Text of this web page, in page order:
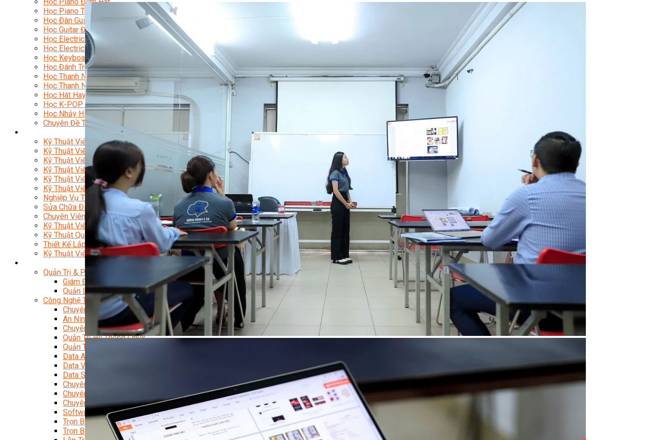
Học Piano Trẻ Em
Học Đàn Guitar
Học Guitar Đệm Hát
Học Electric Guitar (Guitar Điện)
Học Electric Guitar Cover
Học Keyboard
Học Đánh Trống Jazz
Học Thanh Nhạc
Học Thanh Nhạc Trẻ Em
Học Hát Hay Như Thần Tượng
Học K-POP Dance
Học Nhảy Hiện Đại
Chuyên Đề Tiktok Dance
Kỹ Thuật Viên Điện – Nước – Điện Lạnh Dân Dụng
Kỹ Thuật Viên Điện Lạnh Ô Tô
Kỹ Thuật Viên Điện – Điện Tử Ô Tô Cơ Bản
Kỹ Thuật Viên Điện Lạnh Dân Dụng
Kỹ Thuật Viên Điện Dân Dụng
Kỹ Thuật Viên Điện Công Nghiệp
Nghiệp Vụ Tư Vấn & Giám Sát MEP
Sửa Chữa Điện Lạnh Dân Dụng
Chuyên Viên Chẩn Đoán ECU
Kỹ Thuật Viên Đại Tu Hộp Số Tự Động Chuyên Sâu
Kỹ Thuật Quấn Dây Và Sửa Chữa Máy Điện
Thiết Kế Lắp Đặt Hệ Thống Điện Năng Lượng Mặt Trời
Kỹ Thuật Viên Điện Tử Chuyên Ngành Điện – Điện Lạnh Dân Dụng
Quản Trị & Phát Triển Doanh Nghiệp
Giám Đốc Nhân Sự Chuyên Nghiệp
Quản Lý Cấp Trung Chuyên Nghiệp
Công Nghệ Thông Tin
Chuyên Viên Quản Trị Vận Hành Hệ Thống
An Ninh Mạng (Network Security)
Chuyên Viên Quản Trị Hệ Thống Và An Ninh Mạng
Quản Trị Hệ Thống Linux
Quản Trị Vận Hành Microsoft Azure
Data Analyst (Phân Tích Dữ Liệu)
Data Visualization (Trực Quan Hóa Dữ Liệu)
Data System (Quản Trị Dữ Liệu)
Chuyên Viên Lập Trình (Full Stack)
Chuyên Viên Lập Trình Website (Full Stack)
Chuyên Viên Lập Trình Mobile (Full Stack)
Software Testing
Trọn Bộ Công Cụ AI Văn Phòng
Trọn Bộ Công Cụ AI Ứng Dụng Giảng Dạy